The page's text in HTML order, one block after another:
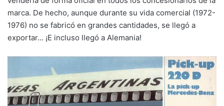
marca. De hecho, aunque durante su vida comercial (1972-
1976) no se fabricó en grandes cantidades, se llegó a
exportar… ¡E incluso llegó a Alemania!